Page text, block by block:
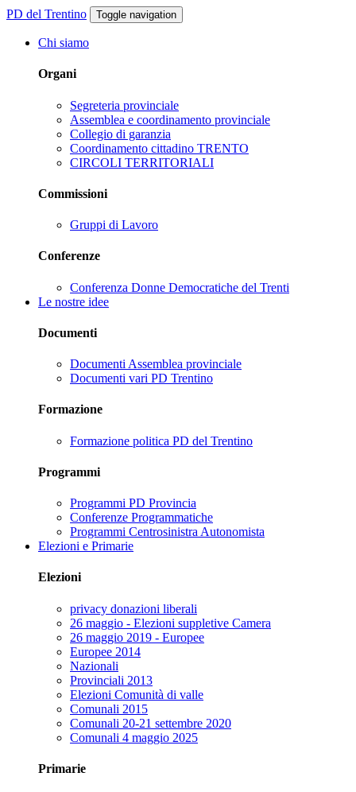
PD del Trentino Toggle navigation
Chi siamo
Organi
Segreteria provinciale
Assemblea e coordinamento provinciale
Collegio di garanzia
Coordinamento cittadino TRENTO
CIRCOLI TERRITORIALI
Commissioni
Gruppi di Lavoro
Conferenze
Conferenza Donne Democratiche del Trenti
Le nostre idee
Documenti
Documenti Assemblea provinciale
Documenti vari PD Trentino
Formazione
Formazione politica PD del Trentino
Programmi
Programmi PD Provincia
Conferenze Programmatiche
Programmi Centrosinistra Autonomista
Elezioni e Primarie
Elezioni
privacy donazioni liberali
26 maggio - Elezioni suppletive Camera
26 maggio 2019 - Europee
Europee 2014
Nazionali
Provinciali 2013
Elezioni Comunità di valle
Comunali 2015
Comunali 20-21 settembre 2020
Comunali 4 maggio 2025
Primarie